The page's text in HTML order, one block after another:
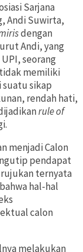
Sarjana
Andi Suwirta,
dengan
Andi, yang
seorang
memiliki
sikap
rendah hati,
rule of
menjadi Calon
pendapat
ternyata
hal-hal
calon
melakukan